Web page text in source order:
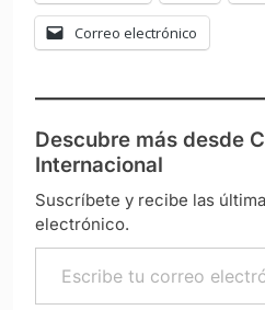
Correo electrónico
Descubre más desde
Internacional
Suscríbete y recibe las
electrónico.
Escribe tu correo